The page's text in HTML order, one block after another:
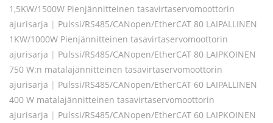
1,5KW/1500W Pienjännitteinen tasavirtaservomoottorin
ajurisarja | Pulssi/RS485/CANopen/EtherCAT 80 LAIPALLINEN
1KW/1000W Pienjännitteinen tasavirtaservomoottorin
ajurisarja | Pulssi/RS485/CANopen/EtherCAT 80 LAIPKOINEN
750 W:n matalajännitteinen tasavirtaservomoottorin
ajurisarja | Pulssi/RS485/CANopen/EtherCAT 60 LAIPALLINEN
400 W matalajännitteinen tasavirtaservomoottorin
ajurisarja | Pulssi/RS485/CANopen/EtherCAT 60 LAIPKOINEN